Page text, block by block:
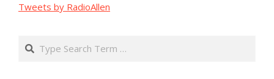
Tweets by RadioAllen
Search